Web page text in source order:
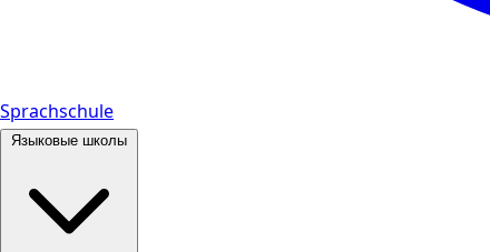
Sprachschule
Языковые школы